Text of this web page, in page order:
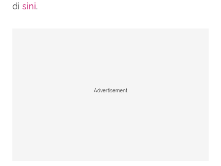
di sini.
Advertisement